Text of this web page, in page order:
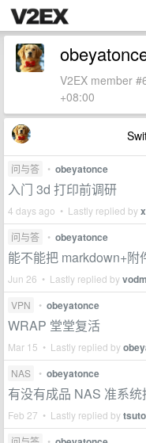
V2EX member
+08:00
问与答 • obeyatonce
入门 3d 打印前调研
4 days ago • Lastly replied by
问与答 • obeyatonce
能不能把 markdown+
Jun 26 • Lastly replied by
VPN • obeyatonce
WRAP 堂堂复活
Mar 15 • Lastly replied by
NAS • obeyatonce
有没有成品 NAS 准系统
Feb 27 • Lastly replied by